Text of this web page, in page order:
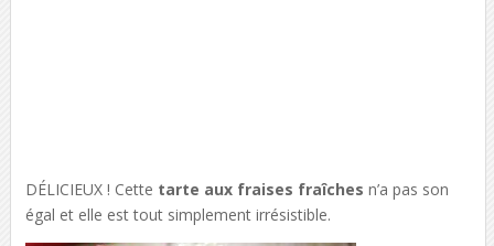
DÉLICIEUX ! Cette tarte aux fraises fraîches n’a pas son
égal et elle est tout simplement irrésistible.